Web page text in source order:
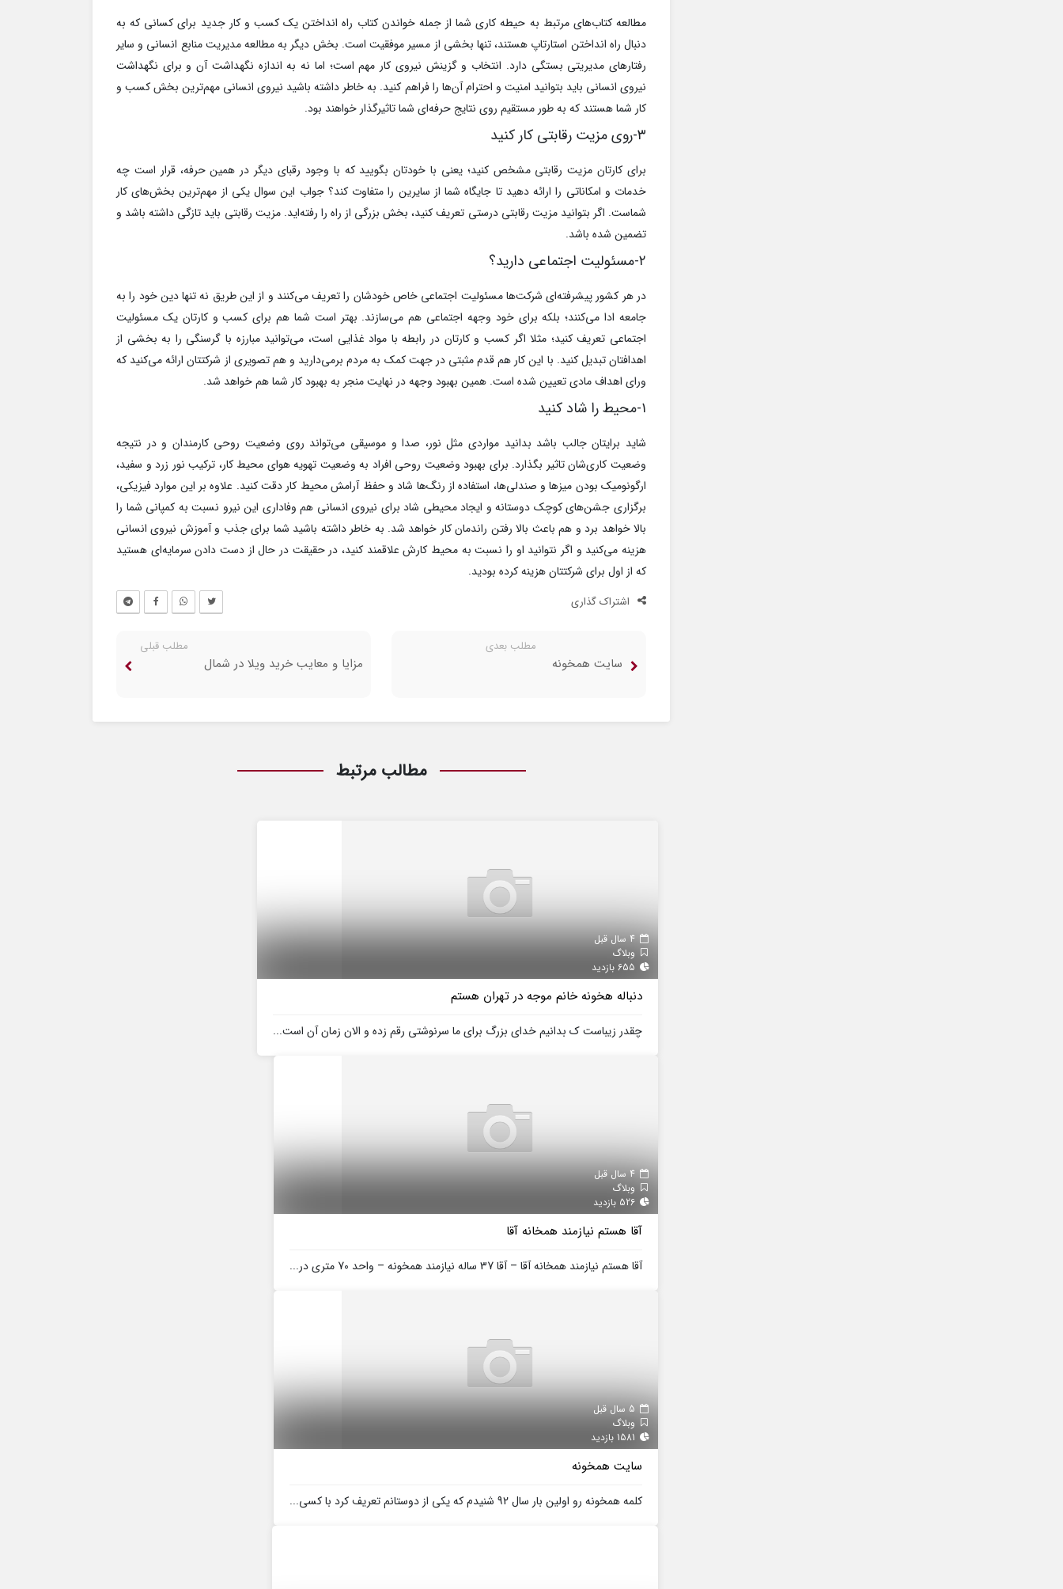
مطالعه کتاب‌های مرتبط به حیطه کاری شما از جمله خواندن کتاب راه انداختن یک کسب و کار جدید برای کسانی که به
دنبال راه انداختن استارتاپ هستند، تنها بخشی از مسیر موفقیت است. بخش دیگر به مطالعه مدیریت منابع انسانی و سایر
رفتارهای مدیریتی بستگی دارد. انتخاب و گزینش نیروی کار مهم است؛ اما نه به اندازه نگهداشت آن و برای نگهداشت
نیروی انسانی باید بتوانید امنیت و احترام آن‌‎ها را فراهم کنید. به خاطر داشته باشید نیروی انسانی مهم‌ترین بخش کسب و
کار شما هستند که به طور مستقیم روی نتایج حرفه‌ای شما تاثیرگذار خواهند بود.
۳-روی مزیت رقابتی کار کنید
برای کارتان مزیت رقابتی مشخص کنید؛ یعنی با خودتان بگویید که با وجود رقبای دیگر در همین حرفه، قرار است چه
خدمات و امکاناتی را ارائه دهید تا جایگاه شما از سایرین را متفاوت کند؟ جواب این سوال یکی از مهم‌ترین بخش‌های کار
شماست. اگر بتوانید مزیت رقابتی درستی تعریف کنید، بخش بزرگی از راه را رفته‌‎اید. مزیت رقابتی باید تازگی داشته باشد و
تضمین شده باشد.
۲-مسئولیت اجتماعی دارید؟
در هر کشور پیشرفته‌ای شرکت‌ها مسئولیت اجتماعی خاص خودشان را تعریف می‌کنند و از این طریق نه تنها دین خود را به
جامعه ادا می‌کنند؛ بلکه برای خود وجهه اجتماعی هم می‌سازند. بهتر است شما هم برای کسب و کارتان یک مسئولیت
اجتماعی تعریف کنید؛ مثلا اگر کسب و کارتان در رابطه با مواد غذایی است، می‌توانید مبارزه با گرسنگی را به بخشی از
اهدافتان تبدیل کنید. با این کار هم قدم مثبتی در جهت کمک به مردم برمی‌دارید و هم تصویری از شرکتتان ارائه می‌کنید که
ورای اهداف مادی تعیین شده است. همین بهبود وجهه در نهایت منجر به بهبود کار شما هم خواهد شد.
۱-محیط را شاد کنید
شاید برایتان جالب باشد بدانید مواردی مثل نور، صدا و موسیقی می‌تواند روی وضعیت روحی کارمندان و در نتیجه
وضعیت کاری‌شان تاثیر بگذارد. برای بهبود وضعیت روحی افراد به وضعیت تهویه هوای محیط کار، ترکیب نور زرد و سفید،
ارگونومیک بودن میزها و صندلی‌ها، استفاده از رنگ‌ها شاد و حفظ آرامش محیط کار دقت کنید. علاوه بر این موارد فیزیکی،
برگزاری جشن‌های کوچک دوستانه و ایجاد محیطی شاد برای نیروی انسانی هم وفاداری این نیرو نسبت به کمپانی شما را
بالا خواهد برد و هم باعث بالا رفتن راندمان کار خواهد شد. به خاطر داشته باشید شما برای جذب و آموزش نیروی انسانی
هزینه می‌کنید و اگر نتوانید او را نسبت به محیط کارش علاقمند کنید، در حقیقت در حال از دست دادن سرمایه‌ای هستید
که از اول برای شرکتتان هزینه کرده بودید.
اشتراک گذاری
مطلب قبلی
مزایا و معایب خرید ویلا در شمال
مطلب بعدی
سایت همخونه
مطالب مرتبط
وبلاگ
دنباله هخونه خانم موجه در تهران هستم
چقدر زیباست ک بدانیم خدای بزرگ برای ما سرنوشتی رقم زده و الان زمان آن است...
وبلاگ
آقا هستم نیازمند همخانه آقا
آقا هستم نیازمند همخانه آقا – آقا 37 ساله نیازمند همخونه – واحد 70 متری در...
وبلاگ
سایت همخونه
کلمه همخونه رو اولین بار سال 92 شنیدم که یکی از دوستانم تعریف کرد با کسی...